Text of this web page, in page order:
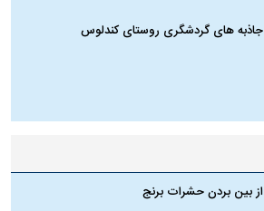
جاذبه های گردشگری روستای کندلوس
از بین بردن حشرات برنج